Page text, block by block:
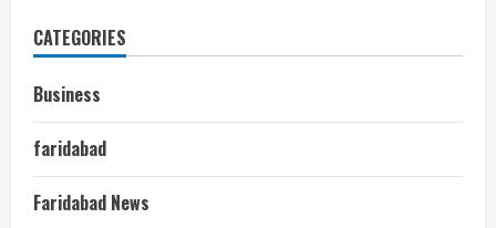
CATEGORIES
Business
faridabad
Faridabad News